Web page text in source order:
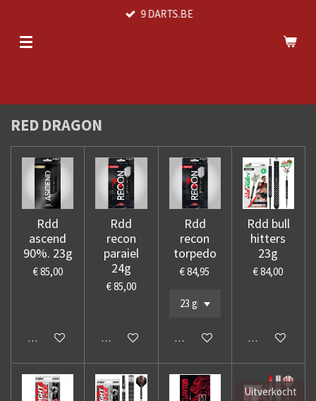
naar
9 DARTS.BE
RED DRAGON
Rdd
ascend
90%. 23g
€ 85,00
In winkelwagen
Rdd
recon
paraiel
24g
€ 85,00
In winkelwagen
Rdd
recon
torpedo
€ 84,95
In winkelwagen
Rdd bull
hitters
23g
€ 84,00
In winkelwagen
Uitverkocht